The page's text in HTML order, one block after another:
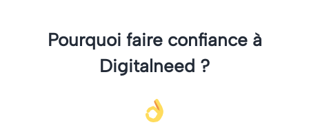
Pourquoi faire confiance à
Digitalneed ?